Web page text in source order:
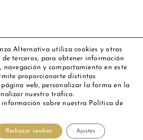
| Aviso legal
los derechos reservados
FacebookInstagramYouTubePersonalizado
Alternativa utiliza cookies y otras
terceros, para obtener información
navegación y comportamiento en este
proporcionarte distintas
web, personalizar la forma en la
nuestro tráfico.
información sobre nuestra Política de
Rechazar cookies Ajustes